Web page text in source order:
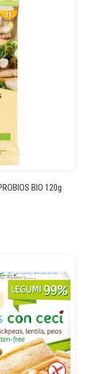
BIO 120g